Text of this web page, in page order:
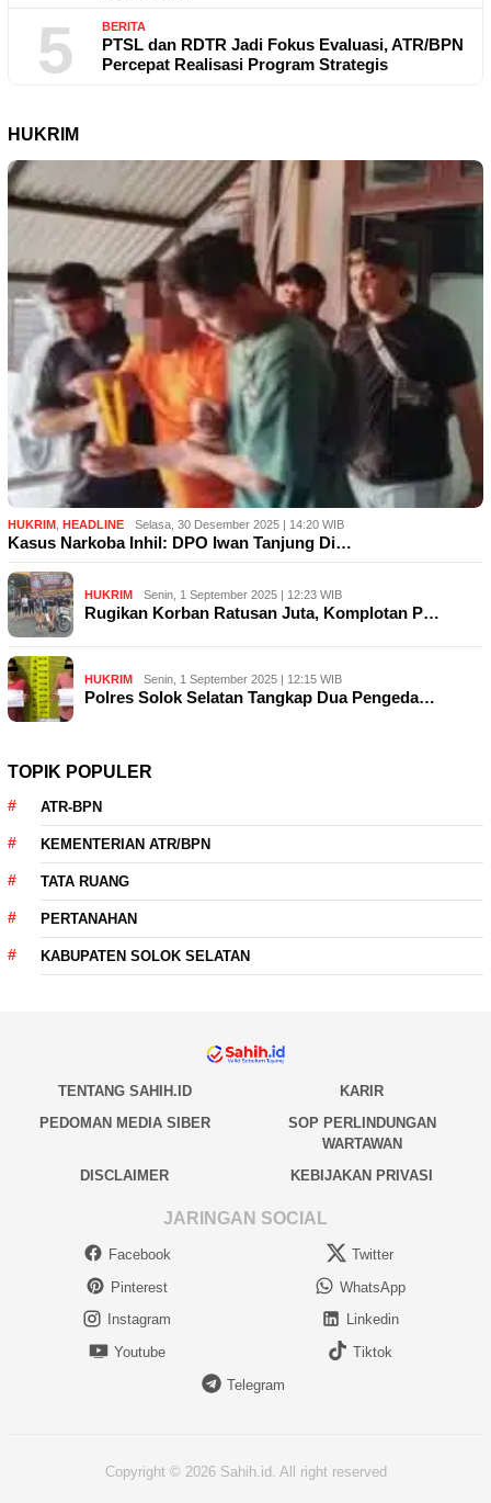
5 BERITA
PTSL dan RDTR Jadi Fokus Evaluasi, ATR/BPN
Percepat Realisasi Program Strategis
HUKRIM
HUKRIM HEADLINE Selasa, 30 Desember 2025 | 14:20 WIB
Kasus Narkoba Inhil: DPO Iwan Tanjung Di…
HUKRIM Senin, 1 September 2025 | 12:23 WIB
Rugikan Korban Ratusan Juta, Komplotan P…
HUKRIM Senin, 1 September 2025 | 12:15 WIB
Polres Solok Selatan Tangkap Dua Pengeda…
TOPIK POPULER
ATR-BPN
KEMENTERIAN ATR/BPN
TATA RUANG
PERTANAHAN
KABUPATEN SOLOK SELATAN
TENTANG SAHIH.ID
KARIR
PEDOMAN MEDIA SIBER
SOP PERLINDUNGAN
WARTAWAN
DISCLAIMER
KEBIJAKAN PRIVASI
JARINGAN SOCIAL
Facebook
Twitter
Pinterest
WhatsApp
Instagram
Linkedin
Youtube
Tiktok
Telegram
Copyright © 2026 Sahih.id. All right reserved